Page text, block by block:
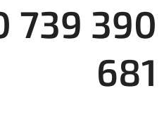
739 390
681